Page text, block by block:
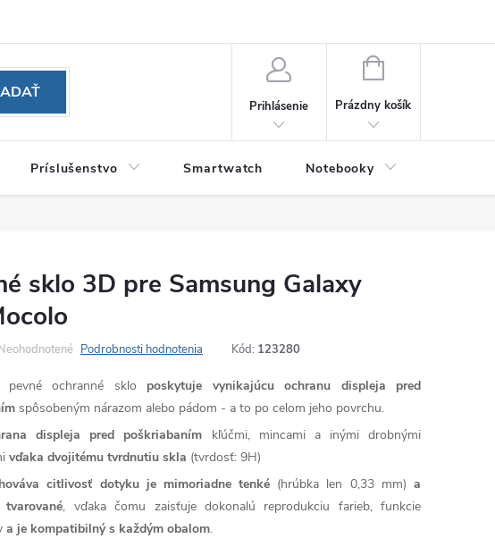
Prihlásenie
NÁKUPNÝ
Prázdny košík
Príslušenstvo Smartwatch Notebooky
sklo 3D pre Samsung Galaxy
Podrobnosti hodnotenia Kód: 123280
pevné ochranné sklo poskytuje vynikajúcu ochranu displeja pred
spôsobeným nárazom alebo pádom - a to po celom jeho povrchu.
displeja pred poškriabaním kľúčmi, mincami a inými drobnými
vďaka dvojitému tvrdnutiu skla (tvrdosť: 9H)
citlivosť dotyku je mimoriadne tenké (hrúbka len 0,33 mm) a
, vďaka čomu zaisťuje dokonalú reprodukciu farieb, funkcie
a je kompatibilný s každým obalom.